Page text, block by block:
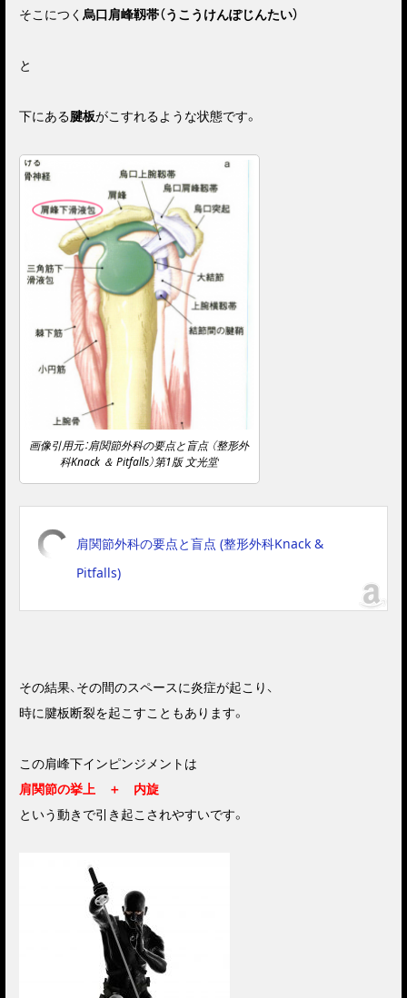
そこにつく 烏口肩峰靱帯（うこうけんぽじんたい）
と
下にある腱板がこすれるような状態です。
画像引用元：肩関節外科の要点と盲点 （整形外
科Knack ＆ Pitfalls）第1版 文光堂
肩関節外科の要点と盲点 (整形外科Knack &
Pitfalls)
その結果、その間のスペースに炎症が起こり、
時に腱板断裂を起こすこともあります。
この肩峰下インピンジメントは
肩関節の挙上 ＋ 内旋
という動きで引き起こされやすいです。